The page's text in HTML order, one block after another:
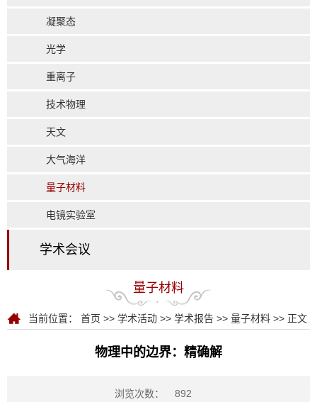
凝聚态
光学
重离子
技术物理
天文
大气海洋
量子材料
电镜实验室
学术会议
量子材料
当前位置： 首页 >> 学术活动 >> 学术报告 >> 量子材料 >> 正文
物理中的边界：精确解
浏览次数： 892